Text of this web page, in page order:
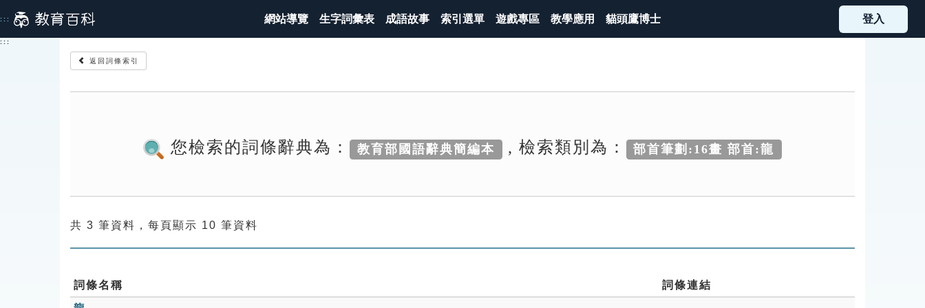
到
主
::: 網站導覽 生字詞彙表 成語故事 索引選單 遊戲專區 教學應用 貓頭鷹博士 登入
:::
返回詞條索引
您檢索的詞條辭典為： 教育部國語辭典簡編本 , 檢索類別為： 部首筆劃:16畫 部首:龍
共 3 筆資料，每頁顯示 10 筆資料
詞條名稱
詞條連結